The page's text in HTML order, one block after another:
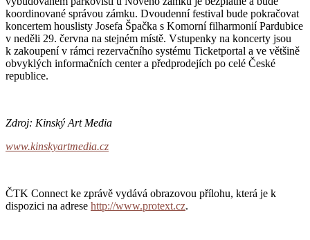
koordinované správou zámku. Dvoudenní festival bude pokračovat
koncertem houslisty Josefa Špačka s Komorní filharmonií Pardubice
v neděli 29. června na stejném místě. Vstupenky na koncerty jsou
k zakoupení v rámci rezervačního systému Ticketportal a ve většině
obvyklých informačních center a předprodejích po celé České
republice.
Zdroj: Kinský Art Media
www.kinskyartmedia.cz
ČTK Connect ke zprávě vydává obrazovou přílohu, která je k
dispozici na adrese http://www.protext.cz.